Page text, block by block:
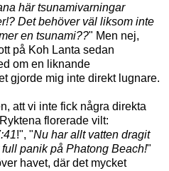
här tsunamivarningar
Det behöver väl liksom inte
en tsunami??" Men nej,
på Koh Lanta sedan
om en liknande
gjorde mig inte direkt lugnare.
att vi inte fick några direkta
florerade vilt:
!", "Nu har allt vatten dragit
full panik på Phatong Beach!"
havet, där det mycket